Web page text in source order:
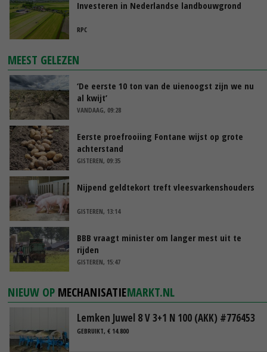
Investeren in Nederlandse landbouwgrond
RPC
MEEST GELEZEN
‘De eerste 10 ton van de uienoogst zijn we nu
al kwijt’
VANDAAG, 09:28
Eerste proefrooiing Fontane wijst op grote
achterstand
GISTEREN, 09:35
Nijpend geldtekort treft vleesvarkenshouders
GISTEREN, 13:14
BBB vraagt minister om langer mest uit te
rijden
GISTEREN, 15:47
NIEUW OP MECHANISATIEMARKT.NL
Lemken Juwel 8 V 3+1 N 100 (AKK) #776453
GEBRUIKT, € 14.800